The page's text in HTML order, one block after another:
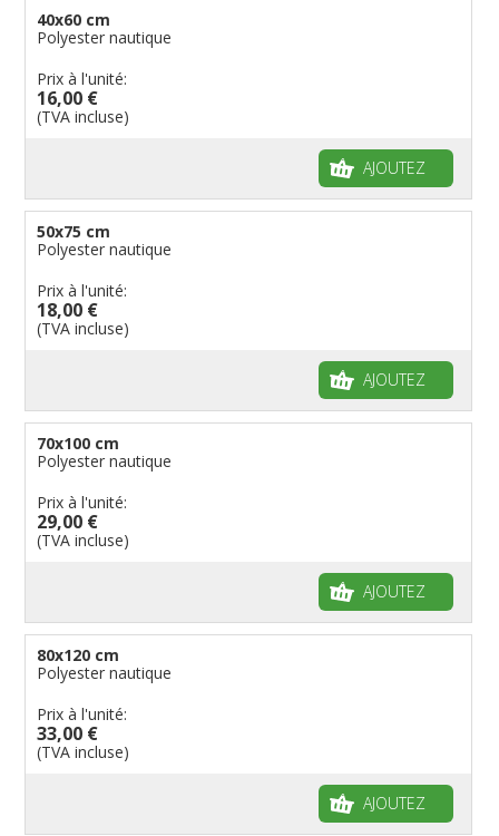
40x60 cm
Polyester nautique
Prix à l'unité:
16,00 €
(TVA incluse)
AJOUTEZ
50x75 cm
Polyester nautique
Prix à l'unité:
18,00 €
(TVA incluse)
AJOUTEZ
70x100 cm
Polyester nautique
Prix à l'unité:
29,00 €
(TVA incluse)
AJOUTEZ
80x120 cm
Polyester nautique
Prix à l'unité:
33,00 €
(TVA incluse)
AJOUTEZ